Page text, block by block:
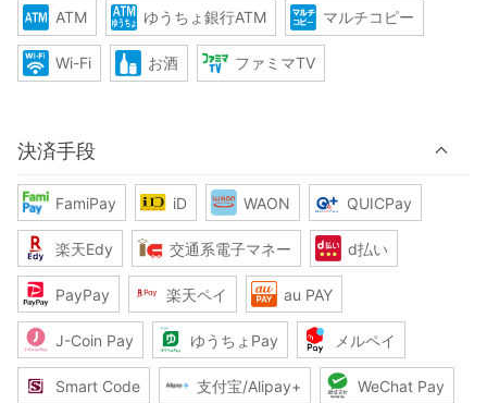
ATM ゆうちょ銀行ATM マルチコピー
Wi-Fi お酒 ファミマTV
決済手段
FamiPay iD WAON QUICPay
楽天Edy 交通系電子マネー d払い
PayPay 楽天ペイ au PAY
J-Coin Pay ゆうちょPay メルペイ
Smart Code 支付宝/Alipay+ WeChat Pay